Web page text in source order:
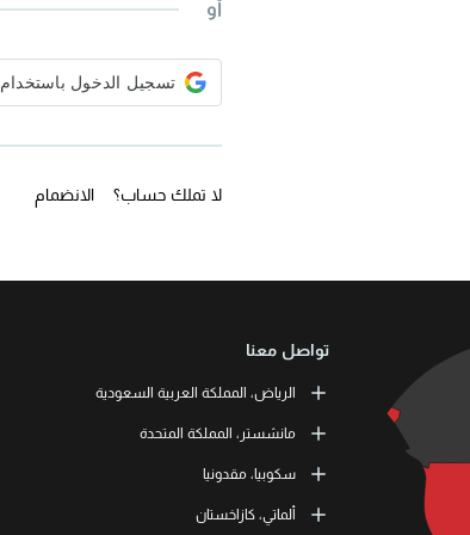
أو
لا تملك حساب؟ الانضمام
تواصل معنا
الرياض، المملكة العربية السعودية
LEORON Saudi Experts Institute for Training
طريق الملك فهد، حي الرحمانية، برج القمر، الطابق
11537 الرياض، المملكة العربية السعودية
+966 11 464 4865
مانشستر، المملكة المتحدة
L3RN New Skills Co.
Office No. 2, 34 Station Road
Urmston, Manchester, England M41 9JQ UK
+44 (0) 1615138133
سكوبيا، مقدونيا
L3RN dooel
Str. 20, No 82, Cucer-Sandevo 1000 Skopje,
ألماتي، كازاخستان